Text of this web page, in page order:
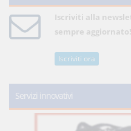
Iscriviti alla
sempre aggiornato!
Iscriviti ora
Servizi innovativi